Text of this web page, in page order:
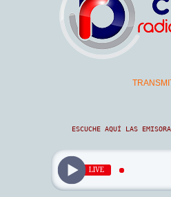
ESCUCHE AQUÍ LAS
LIVE